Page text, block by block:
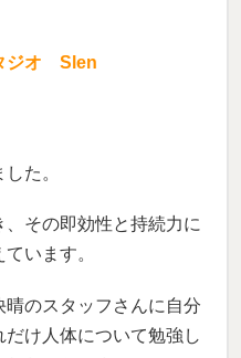
た。
その即効性と持続力に
け人体について勉強し
たことです。
いるので、その知識の
を任せることが出来ま